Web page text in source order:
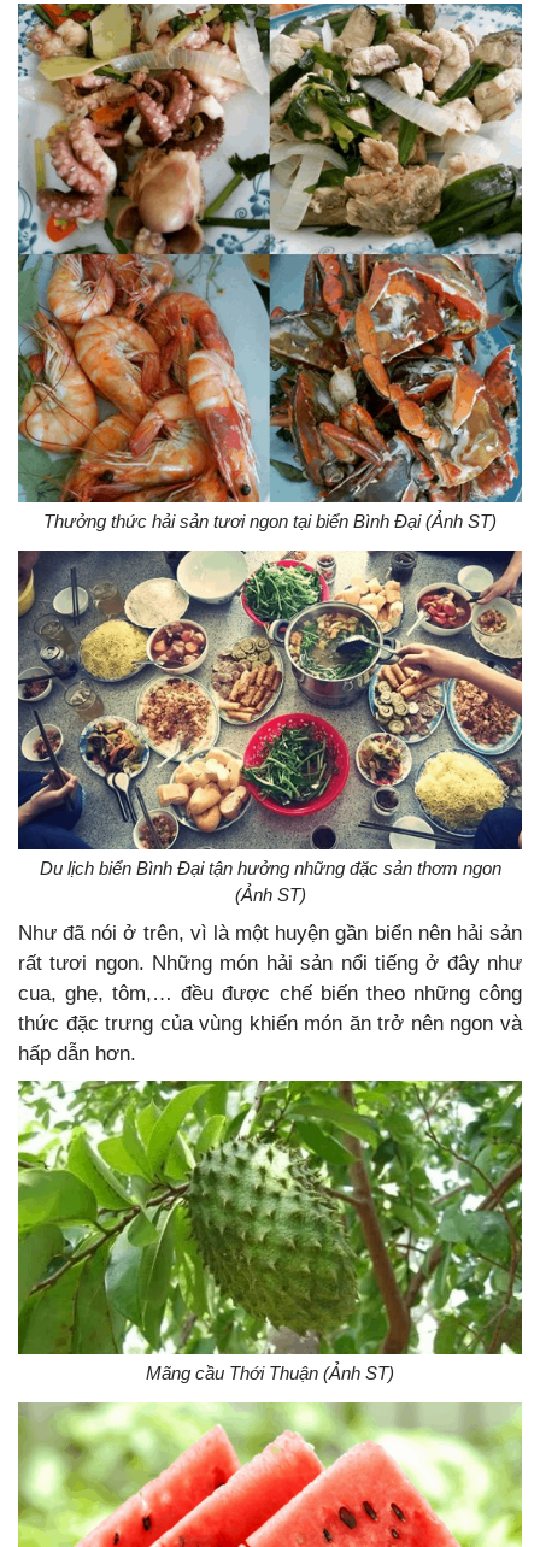
Thưởng thức hải sản tươi ngon tại biển Bình Đại (Ảnh ST)
Du lịch biển Bình Đại tận hưởng những đặc sản thơm ngon
(Ảnh ST)
Như đã nói ở trên, vì là một huyện gần biển nên hải sản
rất tươi ngon. Những món hải sản nổi tiếng ở đây như
cua, ghẹ, tôm,… đều được chế biến theo những công
thức đặc trưng của vùng khiến món ăn trở nên ngon và
hấp dẫn hơn.
Mãng cầu Thới Thuận (Ảnh ST)